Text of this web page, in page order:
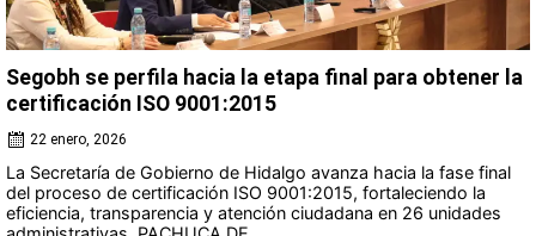
Segobh se perfila hacia la etapa final para obtener la
certificación ISO 9001:2015
22 enero, 2026
La Secretaría de Gobierno de Hidalgo avanza hacia la fase final
del proceso de certificación ISO 9001:2015, fortaleciendo la
eficiencia, transparencia y atención ciudadana en 26 unidades